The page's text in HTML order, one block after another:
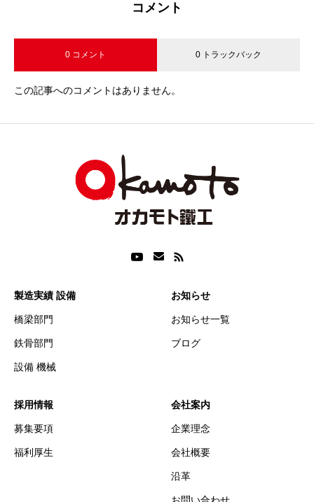
コメント
0 コメント 0 トラックバック
この記事へのコメントはありません。
製造実績 設備
橋梁部門
鉄骨部門
設備 機械
お知らせ
お知らせ一覧
ブログ
採用情報
募集要項
福利厚生
会社案内
企業理念
会社概要
沿革
お問い合わせ